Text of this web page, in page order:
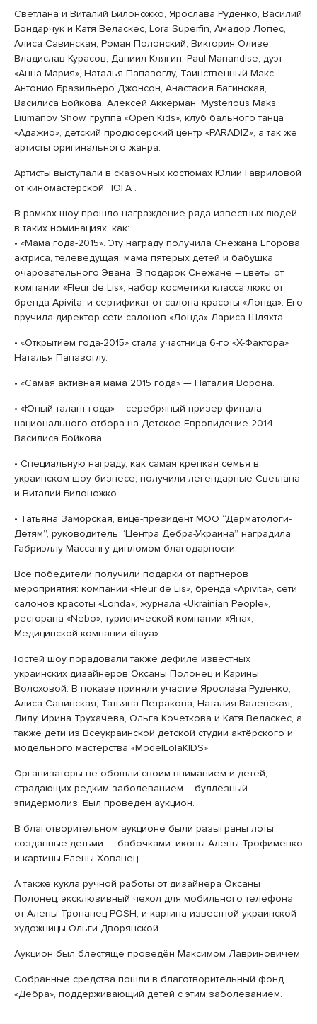
Светлана и Виталий Билоножко, Ярослава Руденко, Василий
Бондарчук и Катя Веласкес, Lora Superfin, Амадор Лопес,
Алиса Савинская, Роман Полонский, Виктория Олизе,
Владислав Курасов, Даниил Клягин, Paul Manandise, дуэт
«Анна-Мария», Наталья Папазоглу, Таинственный Макс,
Антонио Бразильеро Джонсон, Анастасия Багинская,
Василиса Бойкова, Алексей Аккерман, Mysterious Maks,
Liumanov Show, группа «Open Kids», клуб бального танца
«Адажио», детский продюсерский центр «PARADIZ», а так же
артисты оригинального жанра.
Артисты выступали в сказочных костюмах Юлии Гавриловой
от киномастерской “ЮГА”.
В рамках шоу прошло награждение ряда известных людей
в таких номинациях, как:
• «Мама года-2015». Эту награду получила Снежана Егорова,
актриса, телеведущая, мама пятерых детей и бабушка
очаровательного Эвана. В подарок Снежане – цветы от
компании «Fleur de Lis», набор косметики класса люкс от
бренда Apivita, и сертификат от салона красоты «Лонда». Его
вручила директор сети салонов «Лонда» Лариса Шляхта.
• «Открытием года-2015» стала участница 6-го «Х-Фактора»
Наталья Папазоглу.
• «Самая активная мама 2015 года» — Наталия Ворона.
• «Юный талант года» – серебряный призер финала
национального отбора на Детское Евровидение-2014
Василиса Бойкова.
• Специальную награду, как самая крепкая семья в
украинском шоу-бизнесе, получили легендарные Светлана
и Виталий Билоножко.
• Татьяна Заморская, вице-президент МОО “Дерматологи-
Детям”, руководитель “Центра Дебра-Украина” наградила
Габриэллу Массангу дипломом благодарности.
Все победители получили подарки от партнеров
мероприятия: компании «Fleur de Lis», бренда «Apivita», сети
салонов красоты «Londa», журнала «Ukrainian People»,
ресторана «Nebo», туристической компании «Яна»,
Медицинской компании «ilaya».
Гостей шоу порадовали также дефиле известных
украинских дизайнеров Оксаны Полонец и Карины
Волоховой. В показе приняли участие Ярослава Руденко,
Алиса Савинская, Татьяна Петракова, Наталия Валевская,
Лилу, Ирина Трухачева, Ольга Кочеткова и Катя Веласкес, а
также дети из Всеукраинской детской студии актёрского и
модельного мастерства «ModelLolaKIDS».
Организаторы не обошли своим вниманием и детей,
страдающих редким заболеванием – буллёзный
эпидермолиз. Был проведен аукцион.
В благотворительном аукционе были разыграны лоты,
созданные детьми — бабочками: иконы Алены Трофименко
и картины Елены Хованец.
А также кукла ручной работы от дизайнера Оксаны
Полонец, эксклюзивный чехол для мобильного телефона
от Алены Тропанец POSH, и картина известной украинской
художницы Ольги Дворянской.
Аукцион был блестяще проведён Максимом Лавриновичем.
Собранные средства пошли в благотворительный фонд
«Дебра», поддерживающий детей с этим заболеванием.